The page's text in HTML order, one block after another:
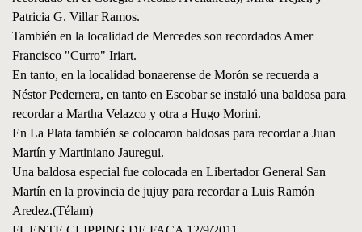
Patricia G. Villar Ramos.
También en la localidad de Mercedes son recordados Amer
Francisco "Curro" Iriart.
En tanto, en la localidad bonaerense de Morón se recuerda a
Néstor Pedernera, en tanto en Escobar se instaló una baldosa para
recordar a Martha Velazco y otra a Hugo Morini.
En La Plata también se colocaron baldosas para recordar a Juan
Martín y Martiniano Jauregui.
Una baldosa especial fue colocada en Libertador General San
Martín en la provincia de jujuy para recordar a Luis Ramón
Aredez.(Télam)